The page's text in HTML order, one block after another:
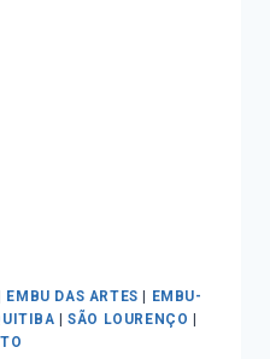
EMBU DAS ARTES | EMBU-
|SÃO LOURENÇO |